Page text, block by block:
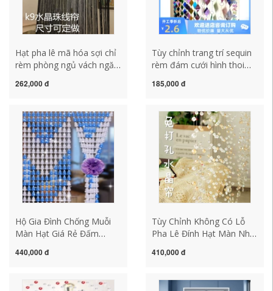
Hạt pha lê mã hóa sợi chỉ
rèm phòng ngủ vách ngăn
hạt rèm phòng khách tua
rèm trang trí làm màn cửa
bằng hạt cườm
262,000 đ
Tùy chỉnh trang trí sequin
rèm đám cưới hình thoi
rèm phân vùng rèm chuỗi
rèm rèm cửa pha lê cao
cấp
185,000 đ
Hộ Gia Đình Chống Muỗi
Màn Hạt Giá Rẻ Đấm
Màn Hiên Trang Trí Mùa
Màn màn hạt cườm
440,000 đ
Tùy Chỉnh Không Có Lỗ
Pha Lê Đính Hạt Màn Nhà
Màn Trang Trí Cửa Treo
Màn Lưới Đỏ bắc Âu Mới
410,000 đ